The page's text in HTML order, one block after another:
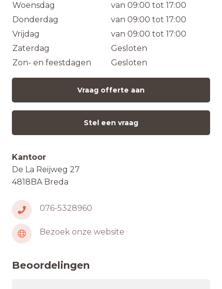
Woensdag
van 09:00 tot 17:00
Donderdag
van 09:00 tot 17:00
Vrijdag
van 09:00 tot 17:00
Zaterdag
Gesloten
Zon- en feestdagen
Gesloten
Vraag offerte aan
Stel een vraag
Kantoor
De La Reijweg 27
4818BA Breda
076-5328960
Bezoek onze website
Beoordelingen